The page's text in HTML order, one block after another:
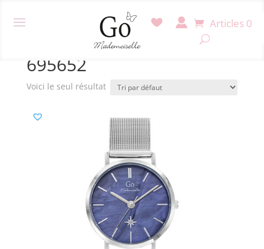
Articles 0
/ Produit Référence / 695652
695652
Voici le seul résultat